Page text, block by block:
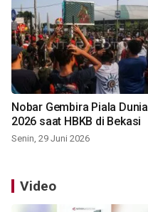
Nobar Gembira Piala Dunia
2026 saat HBKB di Bekasi
Senin, 29 Juni 2026
Video